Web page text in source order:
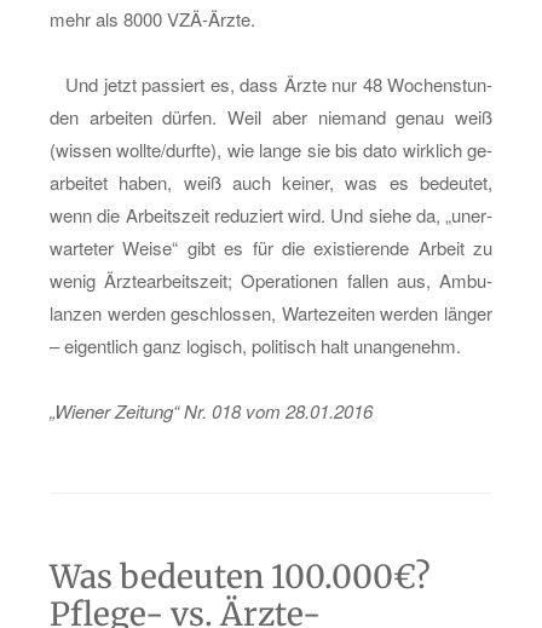
mehr als 8000 VZÄ-Ärz­te.
Und jetzt pas­siert es, dass Ärzte nur 48 Wo­chen­stun­
den ar­bei­ten dür­fen. Weil aber nie­mand genau weiß
(wis­sen woll­te/durf­te), wie lange sie bis dato wirk­lich ge­
ar­bei­tet haben, weiß auch kei­ner, was es be­deu­tet,
wenn die Ar­beits­zeit re­du­ziert wird. Und siehe da, „un­er­
war­te­ter Weise“ gibt es für die exis­tie­ren­de Ar­beit zu
wenig Ärz­tear­beits­zeit; Ope­ra­tio­nen fal­len aus, Am­bu­
lan­zen wer­den ge­schlos­sen, War­te­zei­ten wer­den län­ger
– ei­gent­lich ganz lo­gisch, po­li­tisch halt un­an­ge­nehm.
„Wie­ner Zei­tung“ Nr. 018 vom 28.01.2016
Was bedeuten 100.000€?
Pflege- vs. Ärzte-